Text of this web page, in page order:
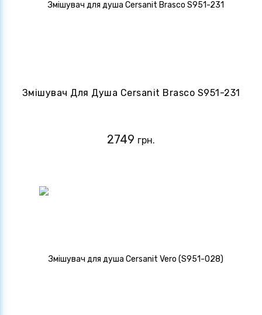
Змішувач Для Душа Cersanit Brasco S951-231
2749 грн.